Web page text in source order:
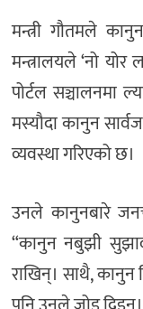
मन्त्री गौतमले
मन्त्रालयले ‘नो
पोर्टल सञ्चालनमा
मस्यौदा कानुन
व्यवस्था गरिएको छ।
उनले कानुनबारे
“कानुन नबुझी सुझाव
राखिन्। साथै, कानुन